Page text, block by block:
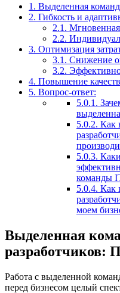
1. Выделенная
2. Гибкость и
2.1.
2.2.
3. Оптимизация
3.1. Снижение
3.2.
4. Повышение
5. Вопрос-ответ:
5.0.1.
5.0.2. Как
5.0.3.
команды
5.0.4. Как
моем
Выделенная
разработчиков:
Работа с выделенной
перед бизнесом целый